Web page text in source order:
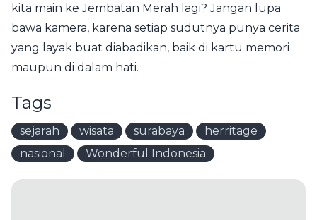
kita main ke Jembatan Merah lagi? Jangan lupa
bawa kamera, karena setiap sudutnya punya cerita
yang layak buat diabadikan, baik di kartu memori
maupun di dalam hati.
Tags
sejarah wisata surabaya
herritage
nasional
Wonderful Indonesia